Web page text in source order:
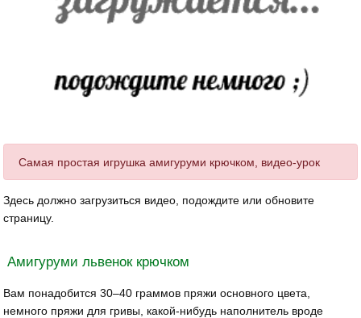
Самая простая игрушка амигуруми крючком, видео-урок
Здесь должно загрузиться видео, подождите или обновите
страницу.
Амигуруми львенок крючком
Вам понадобится 30–40 граммов пряжи основного цвета,
немного пряжи для гривы, какой-нибудь наполнитель вроде